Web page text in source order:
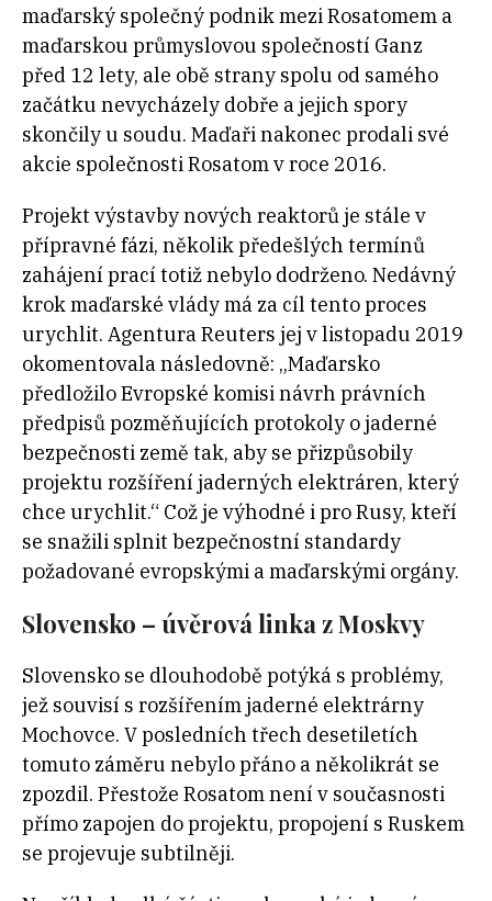
maďarský společný podnik mezi Rosatomem a
maďarskou průmyslovou společností Ganz
před 12 lety, ale obě strany spolu od samého
začátku nevycházely dobře a jejich spory
skončily u soudu. Maďaři nakonec prodali své
akcie společnosti Rosatom v roce 2016.
Projekt výstavby nových reaktorů je stále v
přípravné fázi, několik předešlých termínů
zahájení prací totiž nebylo dodrženo. Nedávný
krok maďarské vlády má za cíl tento proces
urychlit. Agentura Reuters jej v listopadu 2019
okomentovala následovně: „Maďarsko
předložilo Evropské komisi návrh právních
předpisů pozměňujících protokoly o jaderné
bezpečnosti země tak, aby se přizpůsobily
projektu rozšíření jaderných elektráren, který
chce urychlit.“ Což je výhodné i pro Rusy, kteří
se snažili splnit bezpečnostní standardy
požadované evropskými a maďarskými orgány.
Slovensko – úvěrová linka z Moskvy
Slovensko se dlouhodobě potýká s problémy,
jež souvisí s rozšířením jaderné elektrárny
Mochovce. V posledních třech desetiletích
tomuto záměru nebylo přáno a několikrát se
zpozdil. Přestože Rosatom není v současnosti
přímo zapojen do projektu, propojení s Ruskem
se projevuje subtilněji.